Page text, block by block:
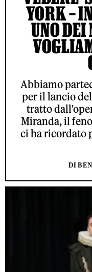
YORK –
UNO
Abbiamo
per il lancio
tratto
Miranda, il
ci ha ricordato
DI